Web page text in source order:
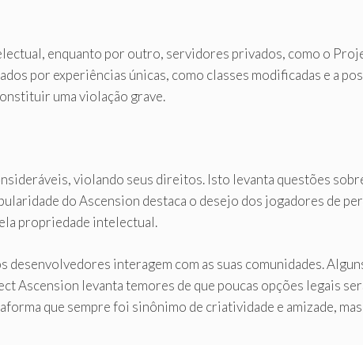
enquanto por outro, servidores privados, como o
por experiências únicas, como classes modificadas e a
uma violação grave.
violando seus direitos. Isto levanta questões
do Ascension destaca o desejo dos jogadores de
propriedade intelectual.
interagem com as suas comunidades.
Ascension levanta temores de que poucas opções legais
que sempre foi sinônimo de criatividade e amizade,